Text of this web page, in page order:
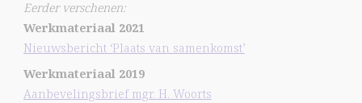
Eerder verschenen:
Werkmateriaal 2021
Nieuwsbericht ‘Plaats van samenkomst’
Werkmateriaal 2019
Aanbevelingsbrief mgr. H. Woorts